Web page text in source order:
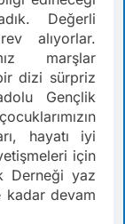
Değerli
alıyorlar.
marşlar
dizi sürpriz
Gençlik
hayatı iyi
için
Derneği yaz
kadar devam